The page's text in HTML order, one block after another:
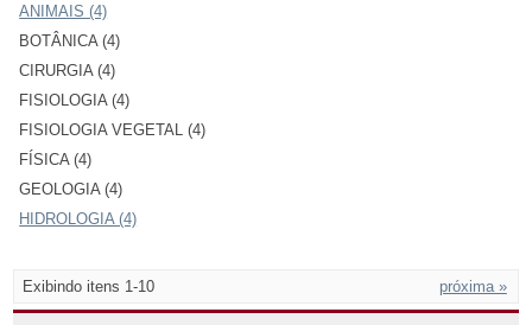
ANIMAIS (4)
BOTÂNICA (4)
CIRURGIA (4)
FISIOLOGIA (4)
FISIOLOGIA VEGETAL (4)
FÍSICA (4)
GEOLOGIA (4)
HIDROLOGIA (4)
Exibindo itens 1-10 próxima »